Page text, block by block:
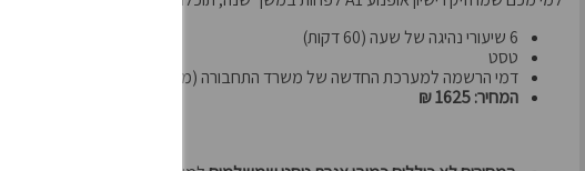
6 שיעורי נהיגה של שעה (60 דקות)
טסט
דמי הרשמה למערכת החדשה של משרד התחבורה (מערכת ברוש).
המחיר: 1625 ₪